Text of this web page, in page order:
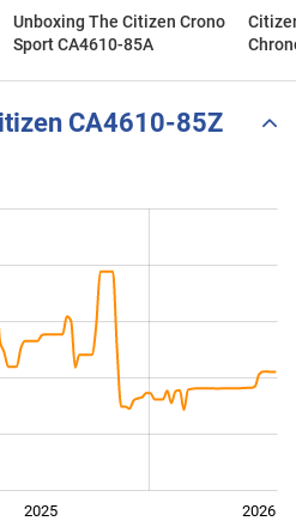
Unboxing The Citizen Crono
Sport CA4610-85A
CA4610-85Z
2025 2026